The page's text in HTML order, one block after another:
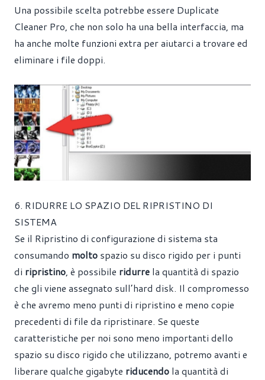
Una possibile scelta potrebbe essere Duplicate
Cleaner Pro, che non solo ha una bella interfaccia, ma
ha anche molte funzioni extra per aiutarci a trovare ed
eliminare i file doppi.
6. RIDURRE LO SPAZIO DEL RIPRISTINO DI
SISTEMA
Se il Ripristino di configurazione di sistema sta
consumando molto spazio su disco rigido per i punti
di ripristino, è possibile ridurre la quantità di spazio
che gli viene assegnato sull’hard disk. Il compromesso
è che avremo meno punti di ripristino e meno copie
precedenti di file da ripristinare. Se queste
caratteristiche per noi sono meno importanti dello
spazio su disco rigido che utilizzano, potremo avanti e
liberare qualche gigabyte riducendo la quantità di